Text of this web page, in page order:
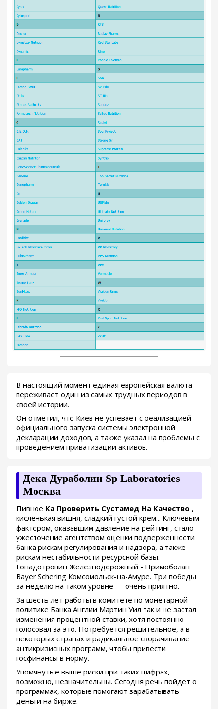
В настоящий момент единая европейская валюта
переживает один из самых трудных периодов в
своей истории.
Он отметил, что Киев не успевает с реализацией
официального запуска системы электронной
декларации доходов, а также указал на проблемы с
проведением приватизации активов.
Дека Дураболин Sp Laboratories
Москва
Пивное Ка Проверить Сустамед На Качество ,
кисленькая вишня, сладкий густой крем... Ключевым
фактором, оказавшим давление на рейтинг, стало
ужесточение агентством оценки подверженности
банка рискам регулирования и надзора, а также
рискам нестабильности ресурсной базы.
Гонадотропин Железнодорожный - Примоболан
Bayer Schering Комсомольск-на-Амуре. Три победы
за неделю на таком уровне — очень приятно.
За шесть лет работы в комитете по монетарной
политике Банка Англии Мартин Уил так и не застал
изменения процентной ставки, хотя постоянно
голосовал за это. Потребуется решительное, а в
некоторых странах и радикальное сворачивание
антикризисных программ, чтобы привести
госфинансы в норму.
Упомянутые выше риски при таких цифрах,
возможно, незначительны. Сегодня речь пойдет о
программах, которые помогают зарабатывать
деньги на бирже.